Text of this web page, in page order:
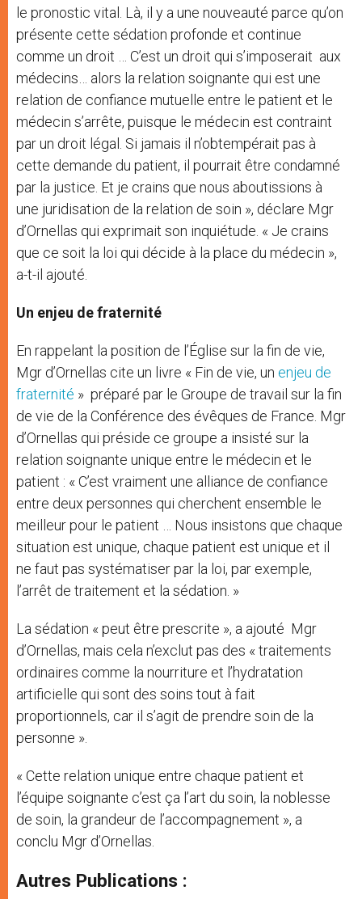
le pronostic vital. Là, il y a une nouveauté parce qu’on
présente cette sédation profonde et continue
comme un droit … C’est un droit qui s’imposerait aux
médecins… alors la relation soignante qui est une
relation de confiance mutuelle entre le patient et le
médecin s’arrête, puisque le médecin est contraint
par un droit légal. Si jamais il n’obtempérait pas à
cette demande du patient, il pourrait être condamné
par la justice. Et je crains que nous aboutissions à
une juridisation de la relation de soin », déclare Mgr
d’Ornellas qui exprimait son inquiétude. « Je crains
que ce soit la loi qui décide à la place du médecin »,
a-t-il ajouté.
Un enjeu de fraternité
En rappelant la position de l’Église sur la fin de vie,
Mgr d’Ornellas cite un livre « Fin de vie, un enjeu de
fraternité » préparé par le Groupe de travail sur la fin
de vie de la Conférence des évêques de France. Mgr
d’Ornellas qui préside ce groupe a insisté sur la
relation soignante unique entre le médecin et le
patient : « C’est vraiment une alliance de confiance
entre deux personnes qui cherchent ensemble le
meilleur pour le patient … Nous insistons que chaque
situation est unique, chaque patient est unique et il
ne faut pas systématiser par la loi, par exemple,
l’arrêt de traitement et la sédation. »
La sédation « peut être prescrite », a ajouté Mgr
d’Ornellas, mais cela n’exclut pas des « traitements
ordinaires comme la nourriture et l’hydratation
artificielle qui sont des soins tout à fait
proportionnels, car il s’agit de prendre soin de la
personne ».
« Cette relation unique entre chaque patient et
l’équipe soignante c’est ça l’art du soin, la noblesse
de soin, la grandeur de l’accompagnement », a
conclu Mgr d’Ornellas.
Autres Publications :